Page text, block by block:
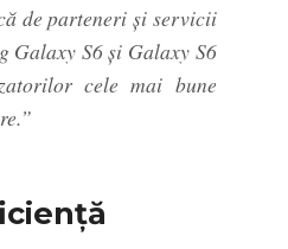
de parteneri și servicii
Galaxy S6 și Galaxy S6
cele mai bune